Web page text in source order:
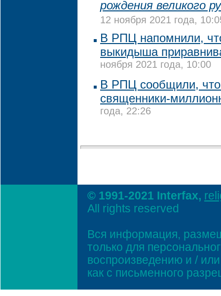
рождения великого
12 ноября 2021 года,
В РПЦ напомнили,
выкидыша
ноября 2021 года, 10:00
В РПЦ сообщили, что
священники-
года, 22:26
© 1991-2021 Interfax,
All rights reserved
Вся информация,
только для
воспроизведению и /
как с письменного